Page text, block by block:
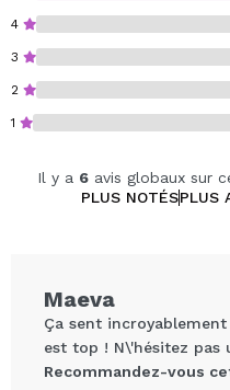
4
3
2
1
Il y a 6 avis globaux sur
PLUS NOTÉSPLUS
Maeva
Ça sent
est top ! N\'hésitez pas
Recommandez-vous